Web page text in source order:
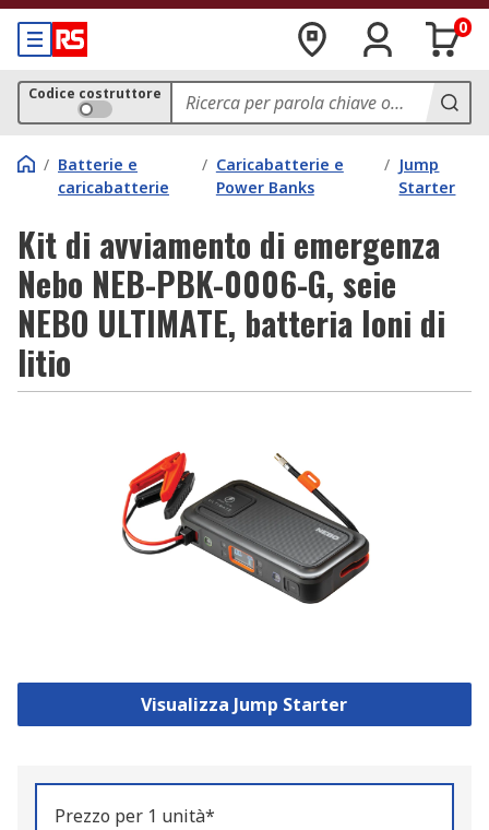
0
Codice costruttore
/ Batterie e
caricabatterie
/ Caricabatterie e
Power Banks
/ Jump
Starter
Kit di avviamento di emergenza
Nebo NEB-PBK-0006-G, seie
NEBO ULTIMATE, batteria Ioni di
litio
Visualizza Jump Starter
Prezzo per 1 unità*